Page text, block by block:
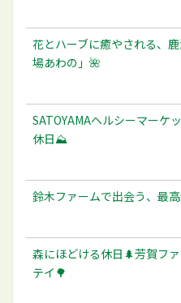
花とハーブに癒やされる、
場あわの」🌺
SATOYAMAヘルシーマーケ
休日⛰️
鈴木ファームで出会う、最
森にほどける休日🌲芳賀フ
テイ🌳